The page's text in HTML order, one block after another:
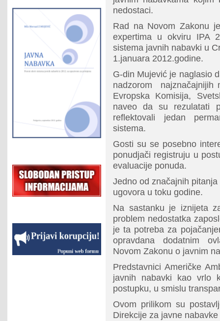
nedostaci.
Rad na Novom Zakonu
expertima u okviru IPA
sistema javnih nabavki u
1.januara 2012.godine.
G-din Mujević je naglasio
nadzorom najznačajnijih
Evropska Komisija,
naveo da su rezulatati
reflektovali jedan
sistema.
Gosti su se posebno
ponudjači registruju u
evaluacije ponuda.
Jedno od značajnih
ugovora u toku godine.
Na sastanku je iznijeta
problem nedostatka
je ta potreba za
opravdana dodatnim
Novom Zakonu o javnim
Predstavnici Američke
javnih nabavki kao vrlo
postupku, u smislu
Ovom prilikom su
Direkcije za javne